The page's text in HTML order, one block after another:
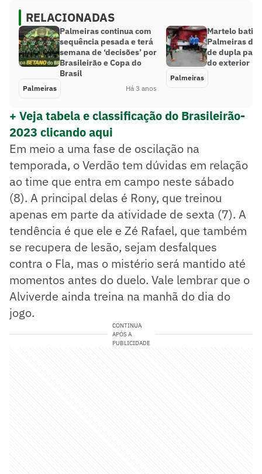
RELACIONADAS
Palmeiras continua com
sequência pesada e terá
semana de ‘decisões’ por
Brasileirão e Copa do
Brasil
Palmeiras Há 3 anos
Martelo
Palmeiras
de dupla
do exterior
Palmeiras
+ Veja tabela e classificação do Brasileirão-
2023 clicando aqui
Em meio a uma fase de oscilação na
temporada, o Verdão tem dúvidas em relação
ao time que entra em campo neste sábado
(8). A principal delas é Rony, que treinou
apenas em parte da atividade de sexta (7). A
tendência é que ele e Zé Rafael, que também
se recupera de lesão, sejam desfalques
contra o Fla, mas o mistério será mantido até
momentos antes do duelo. Vale lembrar que o
Alviverde ainda treina na manhã do dia do
jogo.
CONTINUA
APÓS A
PUBLICIDADE